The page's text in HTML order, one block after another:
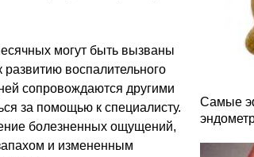
могут быть вызваны
воспалительного
сопровождаются другими
за помощью к специалисту.
болезненных ощущений,
и измененным
Самые